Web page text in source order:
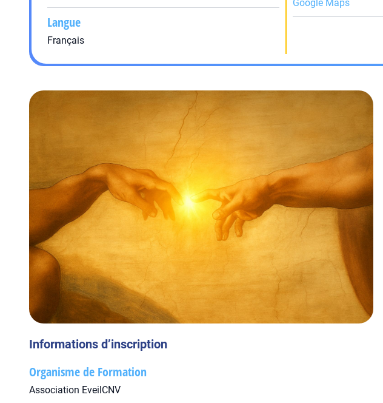
Langue
Français
Google Maps
Informations d’inscription
Organisme de Formation
Association EveilCNV